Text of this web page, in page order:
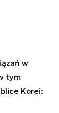
w
tym
Korei: